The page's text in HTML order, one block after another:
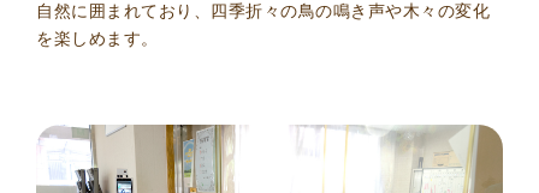
自然に囲まれており、四季折々の鳥の鳴き声や木々の変化
を楽しめます。